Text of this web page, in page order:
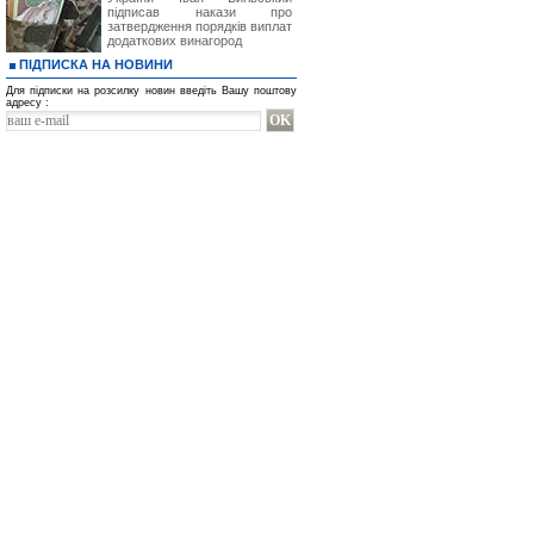
підписав накази про
затвердження порядків виплат
додаткових винагород
ПІДПИСКА НА НОВИНИ
Для підписки на розсилку новин введіть Вашу поштову
адресу :